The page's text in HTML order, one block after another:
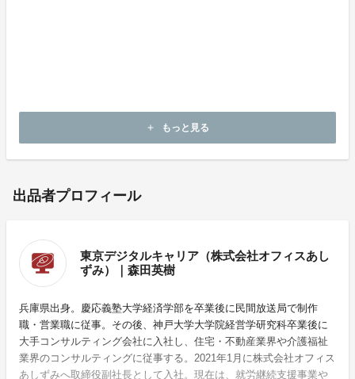
add もっと見る
出品者プロフィール
東京デジタルキャリア（株式会社オフィスあし
ずみ）｜森田英樹
兵庫県出身。慶応義塾大学経済学部を卒業後に民間放送局で制作
職・営業職に従事。その後、神戸大学大学院経営学研究科卒業後に
大手コンサルティング会社に入社し、住宅・不動産業界や介護福祉
業界のコンサルティングに従事する。2021年1月に株式会社オフィス
あしずみへ取締役副社長として入社。現在は、就労継続支援事業や